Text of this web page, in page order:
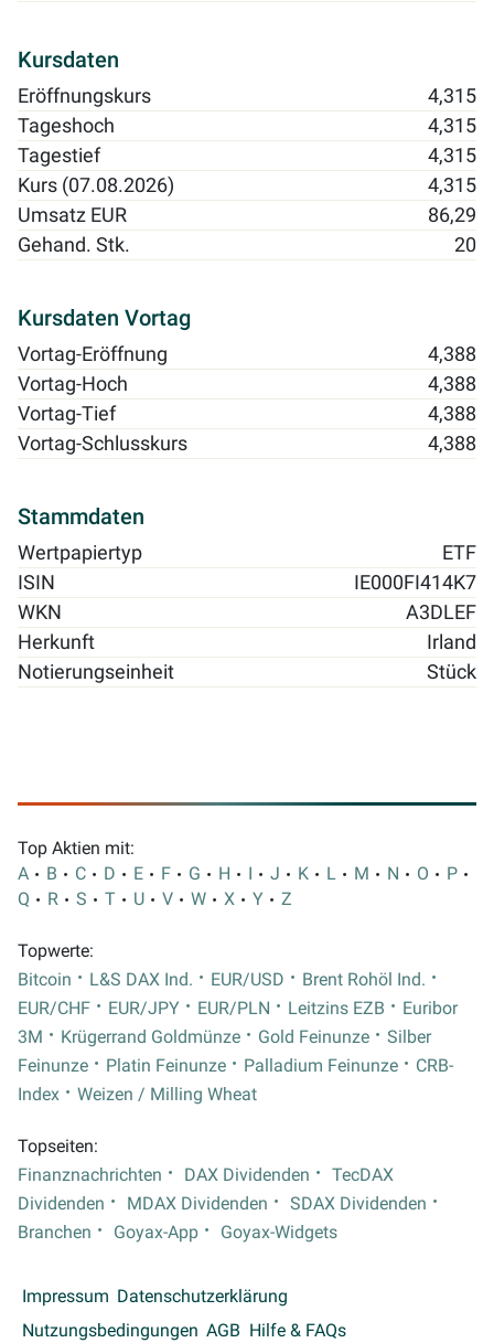
Kursdaten
Eröffnungskurs
4,315
Tageshoch
4,315
Tagestief
4,315
Kurs (07.08.2026)
4,315
Umsatz EUR
86,29
Gehand. Stk.
20
Kursdaten Vortag
Vortag-Eröffnung
4,388
Vortag-Hoch
4,388
Vortag-Tief
4,388
Vortag-Schlusskurs
4,388
Stammdaten
Wertpapiertyp
ETF
ISIN
IE000FI414K7
WKN
A3DLEF
Herkunft
Irland
Notierungseinheit
Stück
Top Aktien mit:
A
B C D E F G H I J K L M N O
P
Q
R S T U V W X Y Z
Topwerte:
Bitcoin
L&S DAX Ind. EUR/USD
Brent Rohöl Ind.
EUR/CHF
EUR/JPY EUR/PLN Leitzins EZB
Euribor
3M
Krügerrand Goldmünze Gold Feinunze
Silber
Feinunze
Platin Feinunze Palladium Feinunze
CRB-
Index
Weizen / Milling Wheat
Topseiten:
Finanznachrichten
DAX Dividenden
TecDAX
Dividenden
MDAX Dividenden
SDAX Dividenden
Branchen
Goyax-App Goyax-Widgets
Impressum Datenschutzerklärung
Nutzungsbedingungen AGB Hilfe & FAQs